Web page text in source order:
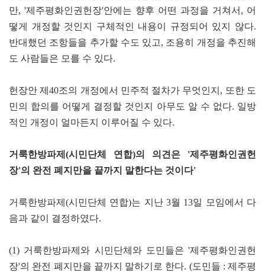
만, '제주평화인권헌장'안에는 향후 어떤 과정을 거쳐서, 어
떻게 개정할 것인지 구체적인 내용이 규정되어 있지 않다.
반대했던 조항들을 추가할 수도 있고, 조용히 개정을 추진해
도 사람들은 모를 수 있다.
헌장안 제40조의 개정에서 민주적 절차가 무엇인지, 또한 도
민의 합의를 어떻게 결정할 것인지 아무도 알 수 없다. 일방
적인 개정이 얼마든지 이루어질 수 있다.
거룩한방파제(시민단체 연합)의 의견은 '제주평화인권헌
장'의 완전 폐지만을 끝까지 말한다는 것이다'
거룩한방파제(시민단체 연합)는 지난 3월 13일 모임에서 다
음과 같이 결정하였다.
(1) 거룩한방파제와 시민단체와 도민들은 '제주평화인권헌
장'의 완전 폐지만을 끝까지 말하기로 한다. (도민들 : 제주평